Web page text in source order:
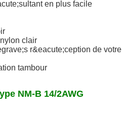
en plus facile
clair
r&eacute;ception de votre
tambour
NM-B 14/2AWG